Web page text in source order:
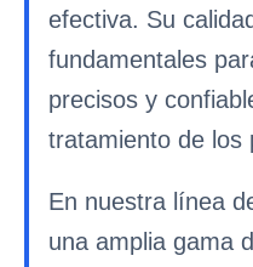
efectiva. Su
fundamentales
precisos y
tratamiento de los
En nuestra línea
una amplia gama